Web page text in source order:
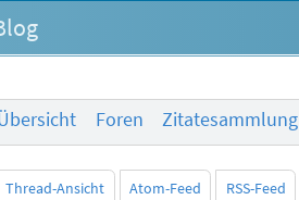
Foren Zitatesammlung
Thread-Ansicht Atom-Feed RSS-Feed